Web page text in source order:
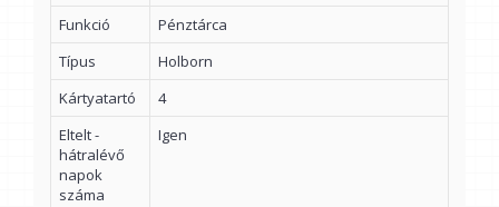
Funkció
Pénztárca
Típus
Holborn
Kártyatartó
4
Eltelt -
hátralévő
napok
száma
Igen